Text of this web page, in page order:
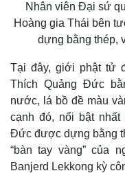
Thế giới
Quan sát
Cuộc sống đó đây
Hồ sơ
Nhân viên Đại sứ
Hoàng gia Thái bên
dựng bằng thép,
Tại đây, giới phật tử
Thích Quảng Đức
nước, lá bồ đề màu
cạnh đó, nổi bật
Đức được dựng bằng
“bàn tay vàng” của
Banjerd Lekkong kỳ